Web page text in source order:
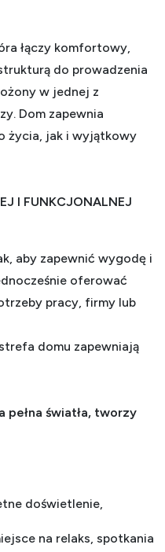
łączy komfortowy,
do prowadzenia
w jednej z
Dom zapewnia
życia, jak i wyjątkowy
I FUNKCJONALNEJ
aby zapewnić wygodę i
oferować
pracy, firmy lub
domu zapewniają
pełna światła, tworzy
doświetlenie,
na relaks, spotkania